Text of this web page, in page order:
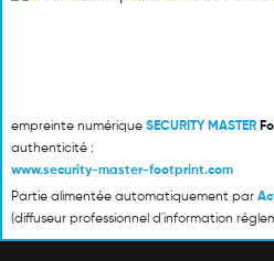
empreinte numérique SECURITY MASTER
authenticité :
www.security-master-footprint.com
Partie alimentée automatiquement par
(diffuseur professionnel d'information